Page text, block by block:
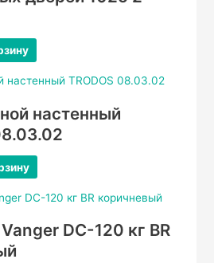
настенный
DC-120 кг BR